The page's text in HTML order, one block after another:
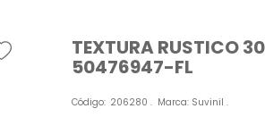
TEXTURA RUSTICO
50476947-FL
Código: 206280 Marca: Suvinil